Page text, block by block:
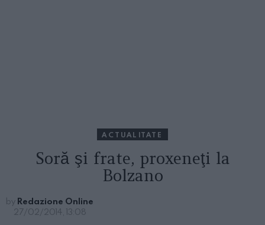
ACTUALITATE
Soră şi frate, proxeneţi la
Bolzano
by Redazione Online
27/02/2014, 13:08